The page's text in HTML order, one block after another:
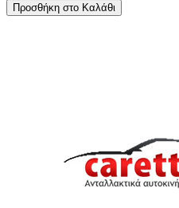
Προσθήκη στο Καλάθι